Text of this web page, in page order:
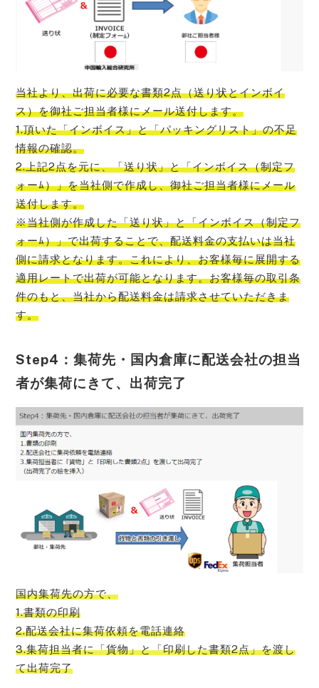
当社より、出荷に必要な書類2点（送り状とインボイ
ス）を御社ご担当者様にメール送付します。
1.頂いた「インボイス」と「パッキングリスト」の不足
情報の確認。
2.上記2点を元に、「送り状」と「インボイス（制定フ
ォーﾑ）」を当社側で作成し、御社ご担当者様にメール
送付します。
※当社側が作成した「送り状」と「インボイス（制定フ
ォーﾑ）」で出荷することで、配送料金の支払いは当社
側に請求となります。これにより、お客様毎に展開する
適用レートで出荷が可能となります。お客様毎の取引条
件のもと、当社から配送料金は請求させていただきま
す。
Step4：集荷先・国内倉庫に配送会社の担当
者が集荷にきて、出荷完了
国内集荷先の方で、
1.書類の印刷
2.配送会社に集荷依頼を電話連絡
3.集荷担当者に「貨物」と「印刷した書類2点」を渡し
て出荷完了